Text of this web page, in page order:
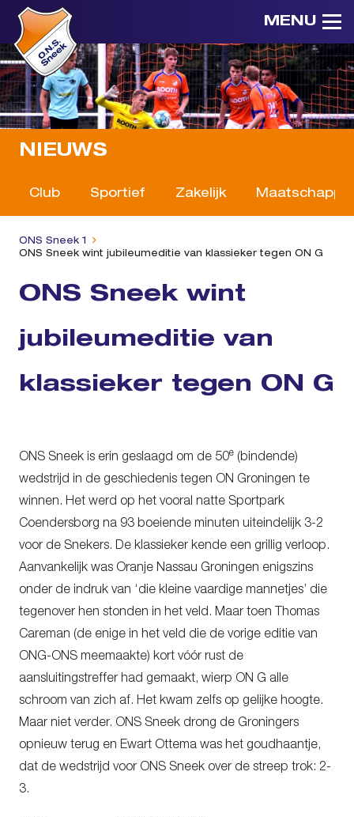
MENU
NIEUWS
Club Sportief Zakelijk
ONS Sneek 1
ONS Sneek wint jubileumeditie van klassieker tegen ON G
ONS Sneek wint
jubileumeditie van
klassieker tegen ON G
ONS Sneek is erin geslaagd om de 50e (bindende)
wedstrijd in de geschiedenis tegen ON Groningen te
winnen. Het werd op het vooral natte Sportpark
Coendersborg na 93 boeiende minuten uiteindelijk 3-2
voor de Snekers. De klassieker kende een grillig verloop.
Aanvankelijk was Oranje Nassau Groningen enigszins
onder de indruk van ‘die kleine vaardige mannetjes’ die
tegenover hen stonden in het veld. Maar toen Thomas
Careman (de enige in het veld die de vorige editie van
ONG-ONS meemaakte) kort vóór rust de
aansluitingstreffer had gemaakt, wierp ON G alle
schroom van zich af. Het kwam zelfs op gelijke hoogte.
Maar niet verder. ONS Sneek drong de Groningers
opnieuw terug en Ewart Ottema was het goudhaantje,
dat de wedstrijd voor ONS Sneek over de streep trok: 2-
3.